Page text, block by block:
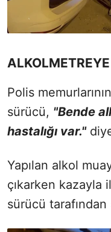
Polis
sürücü, "Bende
hastalığı var."
Yapılan alkol
çıkarken kazayla
sürücü